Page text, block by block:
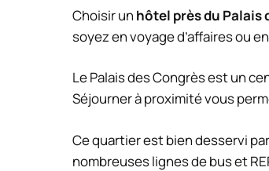
Choisir un hôtel près du Palais
soyez en voyage d’affaires ou
Le Palais des Congrès est un
Séjourner à proximité vous
Ce quartier est bien desservi
nombreuses lignes de bus et